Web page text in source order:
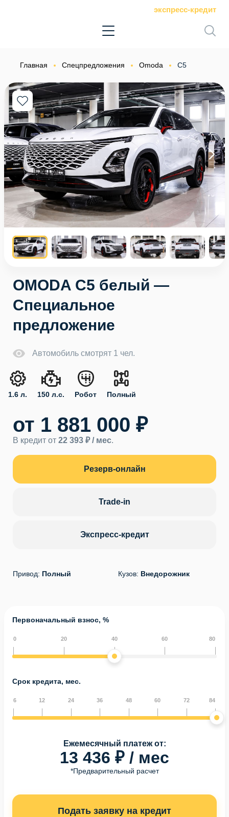
экспресс-кредит
Главная Спецпредложения Omoda C5
OMODA C5 белый —
Специальное
предложение
Автомобиль смотрят 1 чел.
1.6 л. 150 л.с. Робот Полный
от 1 881 000 ₽
В кредит от 22 393 ₽ / мес.
Резерв-онлайн
Trade-in
Экспресс-кредит
Привод: Полный Кузов: Внедорожник
Первоначальный взнос, %
0 20 40 60 80
Срок кредита, мес.
6 12 24 36 48 60 72 84
Ежемесячный платеж от:
13 436 ₽ / мес
*Предварительный расчет
Подать заявку на кредит